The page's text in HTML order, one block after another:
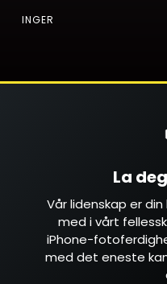
INGER
La
Vår lidenskap er din
med i vårt
iPhone-
med det eneste